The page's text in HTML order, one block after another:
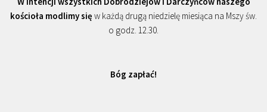
kościoła modlimy się w każdą drugą niedzielę miesiąca na Mszy św.
o godz. 12.30.
Bóg zapłać!